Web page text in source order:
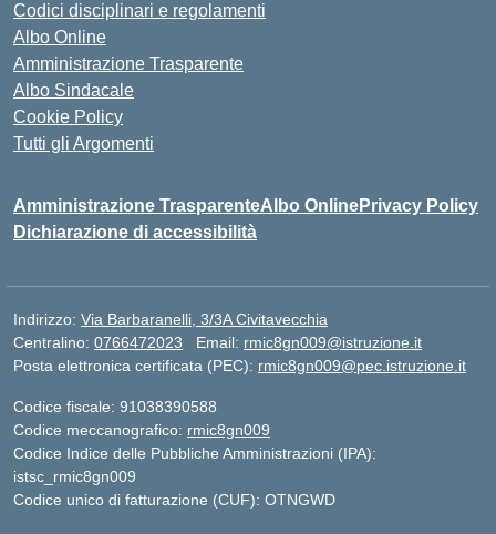
Codici disciplinari e regolamenti
Albo Online
Amministrazione Trasparente
Albo Sindacale
Cookie Policy
Tutti gli Argomenti
Amministrazione TrasparenteAlbo OnlinePrivacy Policy
Dichiarazione di accessibilità
Indirizzo: Via Barbaranelli, 3/3A Civitavecchia
Centralino: 0766472023 Email: rmic8gn009@istruzione.it
Posta elettronica certificata (PEC): rmic8gn009@pec.istruzione.it
Codice fiscale: 91038390588
Codice meccanografico: rmic8gn009
Codice Indice delle Pubbliche Amministrazioni (IPA):
istsc_rmic8gn009
Codice unico di fatturazione (CUF): OTNGWD